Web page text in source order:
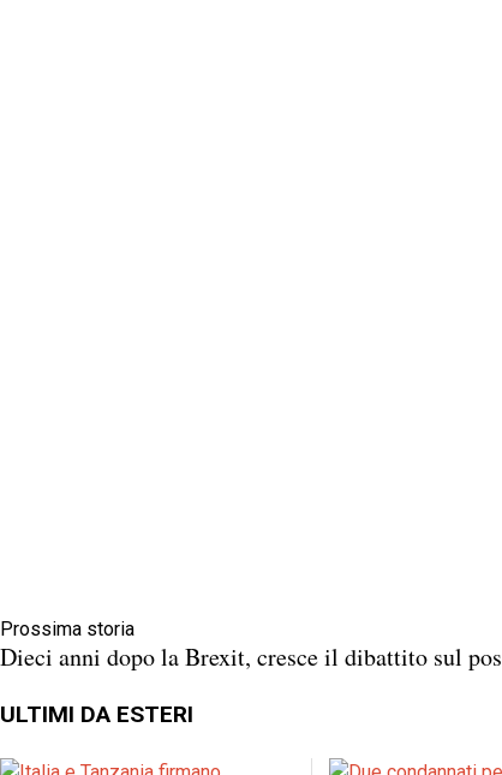
Prossima storia
Dieci anni dopo la Brexit, cresce il dibattito sul
ULTIMI DA ESTERI